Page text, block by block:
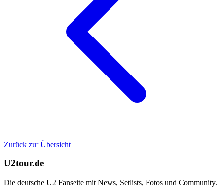
Zurück zur Übersicht
U2tour.de
Die deutsche U2 Fanseite mit News, Setlists, Fotos und Community.